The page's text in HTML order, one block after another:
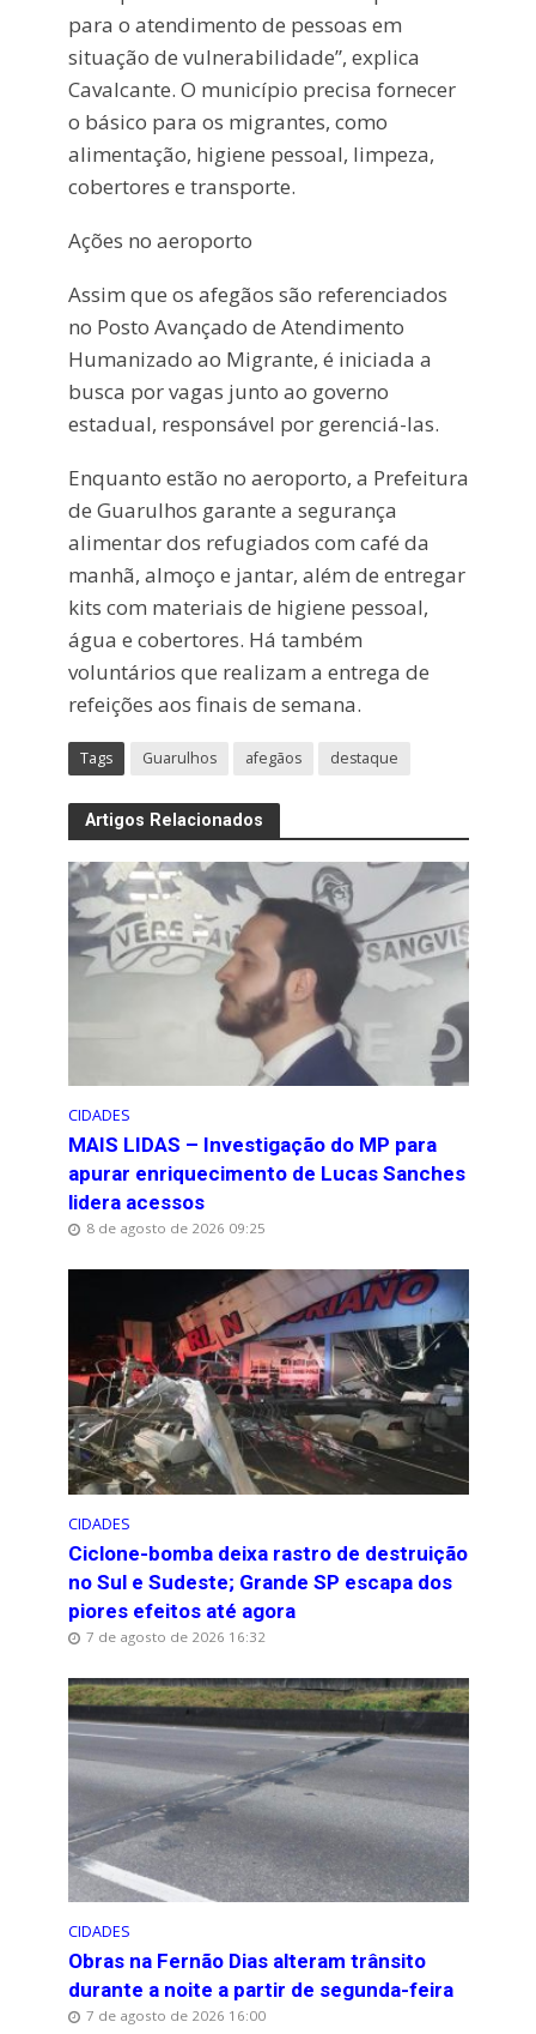
para o atendimento de pessoas em
situação de vulnerabilidade”, explica
Cavalcante. O município precisa fornecer
o básico para os migrantes, como
alimentação, higiene pessoal, limpeza,
cobertores e transporte.
Ações no aeroporto
Assim que os afegãos são referenciados
no Posto Avançado de Atendimento
Humanizado ao Migrante, é iniciada a
busca por vagas junto ao governo
estadual, responsável por gerenciá-las.
Enquanto estão no aeroporto, a Prefeitura
de Guarulhos garante a segurança
alimentar dos refugiados com café da
manhã, almoço e jantar, além de entregar
kits com materiais de higiene pessoal,
água e cobertores. Há também
voluntários que realizam a entrega de
refeições aos finais de semana.
Tags Guarulhos afegãos destaque
Artigos Relacionados
CIDADES
MAIS LIDAS – Investigação do MP para
apurar enriquecimento de Lucas Sanches
lidera acessos
8 de agosto de 2026 09:25
CIDADES
Ciclone-bomba deixa rastro de destruição
no Sul e Sudeste; Grande SP escapa dos
piores efeitos até agora
7 de agosto de 2026 16:32
CIDADES
Obras na Fernão Dias alteram trânsito
durante a noite a partir de segunda-feira
7 de agosto de 2026 16:00